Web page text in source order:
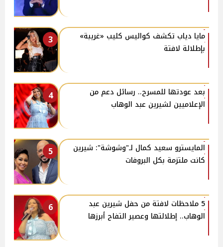
3
مايا دياب تكشف كواليس كليب «غريبة»
بإطلالة لافتة
4
بعد عودتها للمسرح.. رسائل دعم من
الإعلاميين لشيرين عبد الوهاب
5
المايسترو سعيد كمال لـ"وشوشة": شيرين
كانت ملتزمة بكل البروفات
6
5 ملاحظات لافتة من حفل شيرين عبد
الوهاب.. إطلالتها وعصير التفاح أبرزها